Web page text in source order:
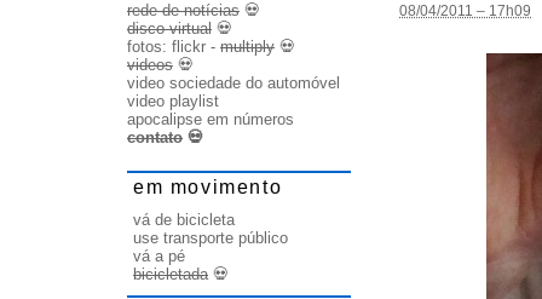
08/04/2011 – 17h09
rede de notícias 💀
disco virtual 💀
fotos: flickr - multiply 💀
videos 💀
video sociedade do automóvel
video playlist
apocalipse em números
contato 💀
em movimento
vá de bicicleta
use transporte público
vá a pé
bicicletada💀